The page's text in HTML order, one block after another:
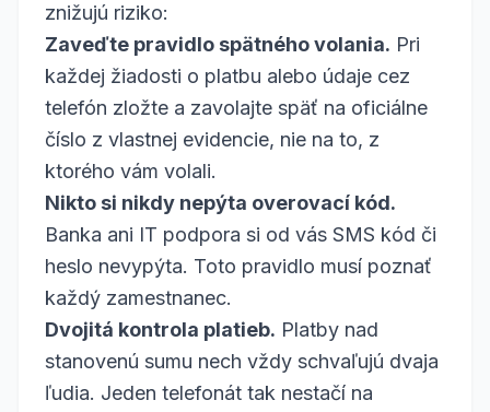
znižujú riziko:
Zaveďte pravidlo spätného volania. Pri
každej žiadosti o platbu alebo údaje cez
telefón zložte a zavolajte späť na oficiálne
číslo z vlastnej evidencie, nie na to, z
ktorého vám volali.
Nikto si nikdy nepýta overovací kód.
Banka ani IT podpora si od vás SMS kód či
heslo nevypýta. Toto pravidlo musí poznať
každý zamestnanec.
Dvojitá kontrola platieb. Platby nad
stanovenú sumu nech vždy schvaľujú dvaja
ľudia. Jeden telefonát tak nestačí na